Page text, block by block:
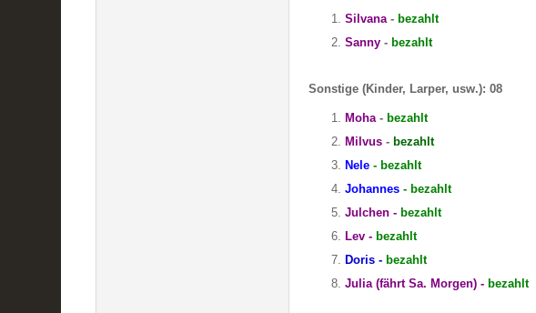
Silvana- bezahlt
Sanny- bezahlt
Sonstige (Kinder, Larper, usw.): 08
Moha- bezahlt
Milvus - bezahlt
Nele - bezahlt
Johannes- bezahlt
Julchen - bezahlt
Lev - bezahlt
Doris - bezahlt
Julia (fährt Sa. Morgen) - bezahlt